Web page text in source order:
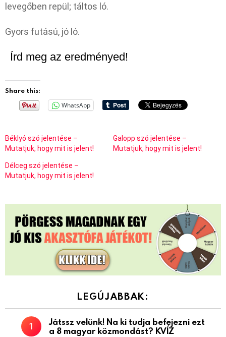
levegőben repül; táltos ló.
Gyors futású, jó ló.
Írd meg az eredményed!
Share this:
WhatsApp
Béklyó szó jelentése –
Mutatjuk, hogy mit is jelent!
Galopp szó jelentése –
Mutatjuk, hogy mit is jelent!
Délceg szó jelentése –
Mutatjuk, hogy mit is jelent!
LEGÚJABBAK:
Játssz velünk! Na ki tudja befejezni ezt
a 8 magyar közmondást? KVÍZ